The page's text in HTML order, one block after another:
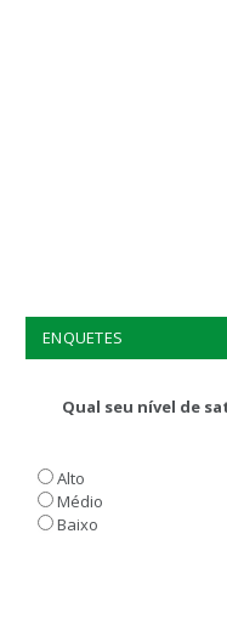
ENQUETES
Qual seu nível de
Alto
Médio
Baixo